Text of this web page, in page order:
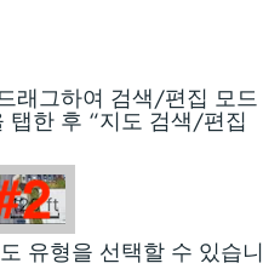
래그하여 검색/편집 모드
탭한 후 “지도 검색/편집
유형을 선택할 수 있습니